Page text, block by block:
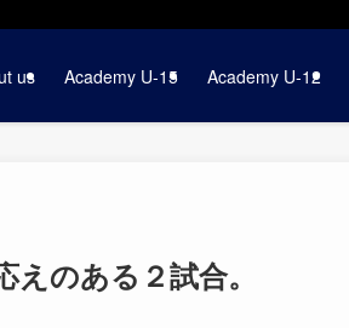
us Academy U-15 Academy U-12
のある２試合。